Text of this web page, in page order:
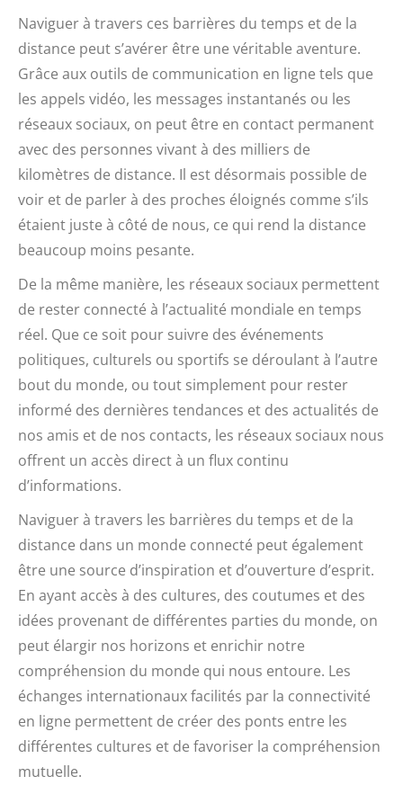
Naviguer à travers ces barrières du temps et de la
distance peut s’avérer être une véritable aventure.
Grâce aux outils de communication en ligne tels que
les appels vidéo, les messages instantanés ou les
réseaux sociaux, on peut être en contact permanent
avec des personnes vivant à des milliers de
kilomètres de distance. Il est désormais possible de
voir et de parler à des proches éloignés comme s’ils
étaient juste à côté de nous, ce qui rend la distance
beaucoup moins pesante.
De la même manière, les réseaux sociaux permettent
de rester connecté à l’actualité mondiale en temps
réel. Que ce soit pour suivre des événements
politiques, culturels ou sportifs se déroulant à l’autre
bout du monde, ou tout simplement pour rester
informé des dernières tendances et des actualités de
nos amis et de nos contacts, les réseaux sociaux nous
offrent un accès direct à un flux continu
d’informations.
Naviguer à travers les barrières du temps et de la
distance dans un monde connecté peut également
être une source d’inspiration et d’ouverture d’esprit.
En ayant accès à des cultures, des coutumes et des
idées provenant de différentes parties du monde, on
peut élargir nos horizons et enrichir notre
compréhension du monde qui nous entoure. Les
échanges internationaux facilités par la connectivité
en ligne permettent de créer des ponts entre les
différentes cultures et de favoriser la compréhension
mutuelle.